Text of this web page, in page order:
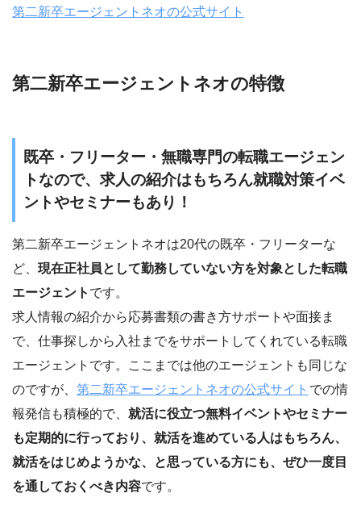
第二新卒エージェントネオの公式サイト
第二新卒エージェントネオの特徴
既卒・フリーター・無職専門の転職エージェン
トなので、求人の紹介はもちろん就職対策イベ
ントやセミナーもあり！
第二新卒エージェントネオは20代の既卒・フリーターな
ど、 現在正社員として勤務していない方を対象とした転職
エージェント です。
求人情報の紹介から応募書類の書き方サポートや面接ま
で、仕事探しから入社までをサポートしてくれている転職
エージェントです。ここまでは他のエージェントも同じな
のですが、 第二新卒エージェントネオの公式サイト での情
報発信も積極的で、 就活に役立つ無料イベントやセミナー
も定期的に行っており、就活を進めている人はもちろん、
就活をはじめようかな、と思っている方にも、ぜひ一度目
を通しておくべき内容です。